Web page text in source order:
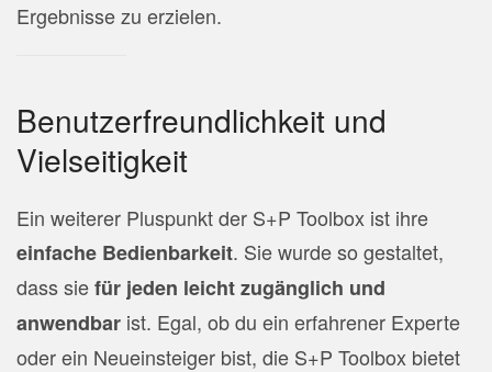
Ergebnisse zu erzielen.
Benutzerfreundlichkeit und
Vielseitigkeit
Ein weiterer Pluspunkt der S+P Toolbox ist ihre
einfache Bedienbarkeit. Sie wurde so gestaltet,
dass siefür jeden leicht zugänglich und
anwendbar ist. Egal, ob du ein erfahrener Experte
oder ein Neueinsteiger bist, die S+P Toolbox bietet